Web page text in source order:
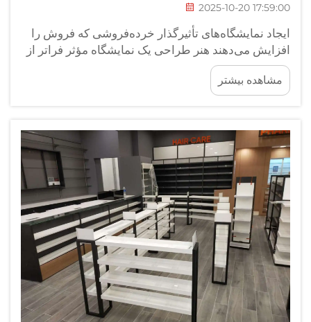
2025-10-20 17:59:00
ایجاد نمایشگاه‌های تأثیرگذار خرده‌فروشی که فروش را
افزایش می‌دهند هنر طراحی یک نمایشگاه مؤثر فراتر از
صرفاً قرار دادن محصولات روی قفسه‌ها است. در محیط
رقابتی امروزی خرده‌فروشی، یک نمایشگاه خوب
طراحی‌شده مانند یک فروشندهٔ خاموش عمل می‌کند...
مشاهده بیشتر